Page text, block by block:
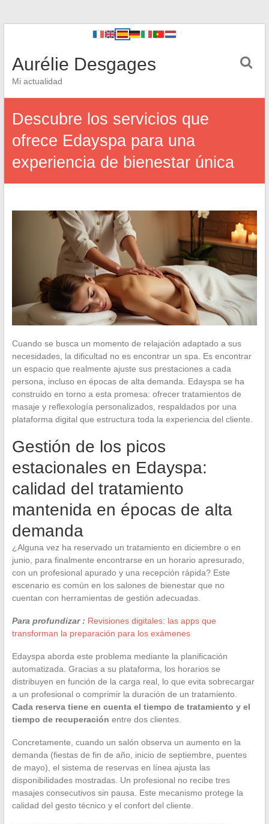
Aurélie Desgages
Mi actualidad
Descubre los servicios que
ofrece Edayspa para una
experiencia de bienestar única
Cuando se busca un momento de relajación adaptado a sus
necesidades, la dificultad no es encontrar un spa. Es encontrar
un espacio que realmente ajuste sus prestaciones a cada
persona, incluso en épocas de alta demanda. Edayspa se ha
construido en torno a esta promesa: ofrecer tratamientos de
masaje y reflexología personalizados, respaldados por una
plataforma digital que estructura toda la experiencia del cliente.
Gestión de los picos
estacionales en Edayspa:
calidad del tratamiento
mantenida en épocas de alta
demanda
¿Alguna vez ha reservado un tratamiento en diciembre o en
junio, para finalmente encontrarse en un horario apresurado,
con un profesional apurado y una recepción rápida? Este
escenario es común en los salones de bienestar que no
cuentan con herramientas de gestión adecuadas.
Para profundizar : Revisiones digitales: las apps que
transforman la preparación para los exámenes
Edayspa aborda este problema mediante la planificación
automatizada. Gracias a su plataforma, los horarios se
distribuyen en función de la carga real, lo que evita sobrecargar
a un profesional o comprimir la duración de un tratamiento.
Cada reserva tiene en cuenta el tiempo de tratamiento y el
tiempo de recuperación entre dos clientes.
Concretamente, cuando un salón observa un aumento en la
demanda (fiestas de fin de año, inicio de septiembre, puentes
de mayo), el sistema de reservas en línea ajusta las
disponibilidades mostradas. Un profesional no recibe tres
masajes consecutivos sin pausa. Este mecanismo protege la
calidad del gesto técnico y el confort del cliente.